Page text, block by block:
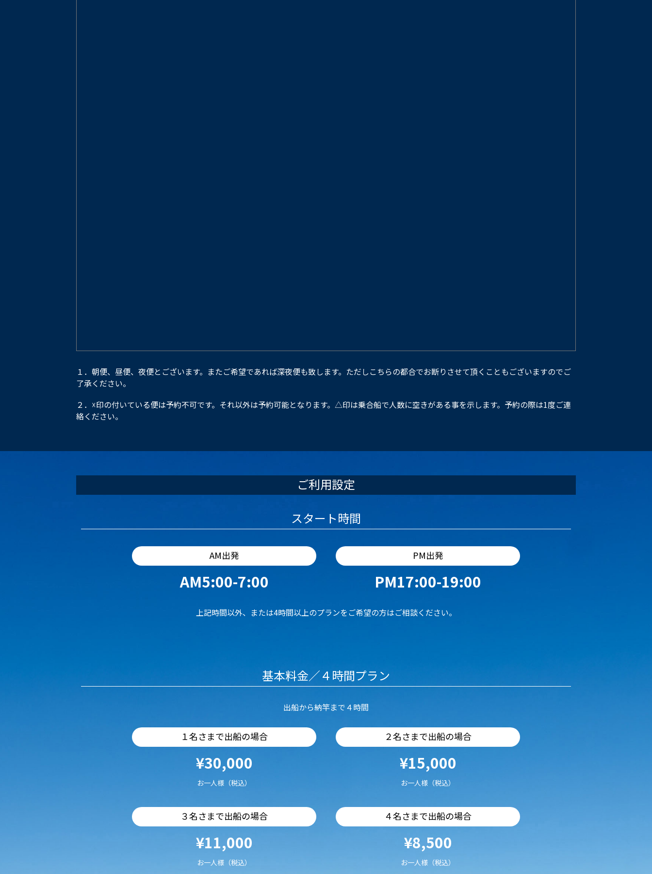
１．朝便、昼便、夜便とございます。またご希望であれば深夜便も致します。ただしこちらの都合でお断りさせて頂くこともございますのでご
了承ください。
２．☓印の付いている便は予約不可です。それ以外は予約可能となります。△印は乗合船で人数に空きがある事を示します。予約の際は1度ご連
絡ください。
ご利用設定
スタート時間
AM出発
AM5:00-7:00
PM出発
PM17:00-19:00
上記時間以外、または4時間以上のプランをご希望の方はご相談ください。
基本料金／４時間プラン
出船から納竿まで４時間
１名さまで出船の場合
¥30,000
お一人様（税込）
２名さまで出船の場合
¥15,000
お一人様（税込）
３名さまで出船の場合
¥11,000
お一人様（税込）
４名さまで出船の場合
¥8,500
お一人様（税込）